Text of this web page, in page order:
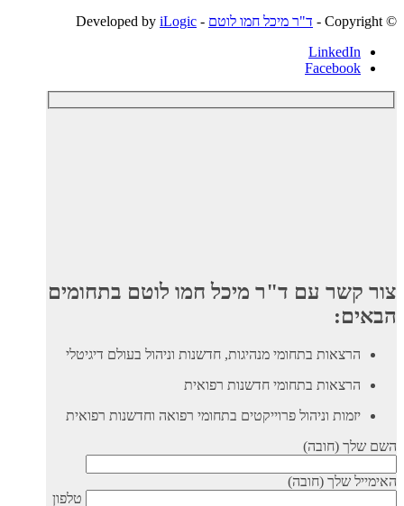
© ‫Copyright -
ד"ר מיכל חמו לוטם - Developed by
iLogic
LinkedIn
Facebook
צור קשר עם ד"ר מיכל חמו לוטם בתחומים
הבאים:
הרצאות בתחומי מנהיגות, חדשנות וניהול בעולם דיגיטלי
הרצאות בתחומי חדשנות רפואית
יזמות וניהול פרוייקטים בתחומי רפואה וחדשנות רפואית
השם שלך (חובה)
האימייל שלך (חובה)
טלפון